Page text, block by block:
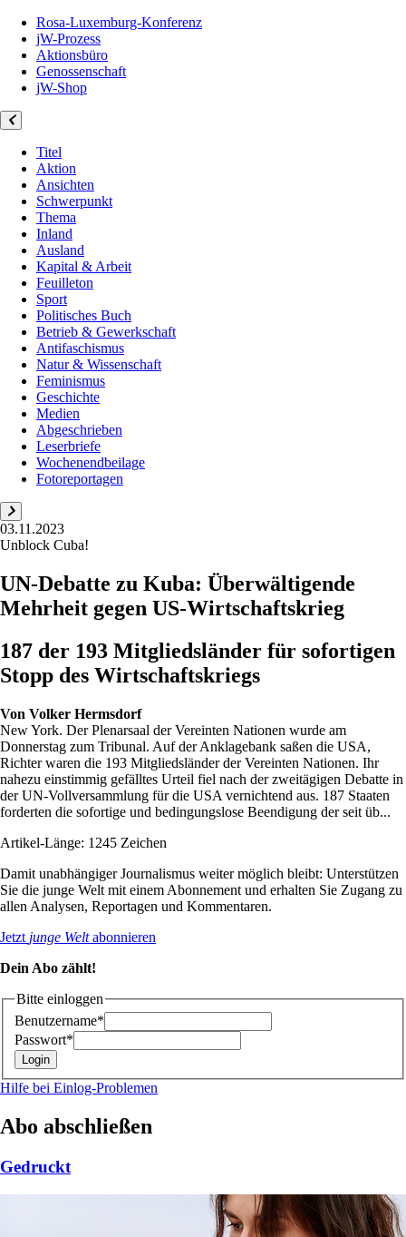
Rosa-Luxemburg-Konferenz
jW-Prozess
Aktionsbüro
Genossenschaft
jW-Shop
Titel
Aktion
Ansichten
Schwerpunkt
Thema
Inland
Ausland
Kapital & Arbeit
Feuilleton
Sport
Politisches Buch
Betrieb & Gewerkschaft
Antifaschismus
Natur & Wissenschaft
Feminismus
Geschichte
Medien
Abgeschrieben
Leserbriefe
Wochenendbeilage
Fotoreportagen
03.11.2023
Unblock Cuba!
UN-Debatte zu Kuba: Überwältigende
Mehrheit gegen US-Wirtschaftskrieg
187 der 193 Mitgliedsländer für sofortigen
Stopp des Wirtschaftskriegs
Von Volker Hermsdorf
New York. Der Plenarsaal der Vereinten Nationen wurde am
Donnerstag zum Tribunal. Auf der Anklagebank saßen die USA,
Richter waren die 193 Mitgliedsländer der Vereinten Nationen. Ihr
nahezu einstimmig gefälltes Urteil fiel nach der zweitägigen Debatte in
der UN-Vollversammlung für die USA vernichtend aus. 187 Staaten
forderten die sofortige und bedingungslose Beendigung der seit üb...
Artikel-Länge: 1245 Zeichen
Damit unabhängiger Journalismus weiter möglich bleibt: Unterstützen
Sie die junge Welt mit einem Abonnement und erhalten Sie Zugang zu
allen Analysen, Reportagen und Kommentaren.
Jetzt junge Weltabonnieren
Dein Abo zählt!
Bitte einloggen
Benutzername*
Passwort*
Hilfe bei Einlog-Problemen
Abo abschließen
Gedruckt